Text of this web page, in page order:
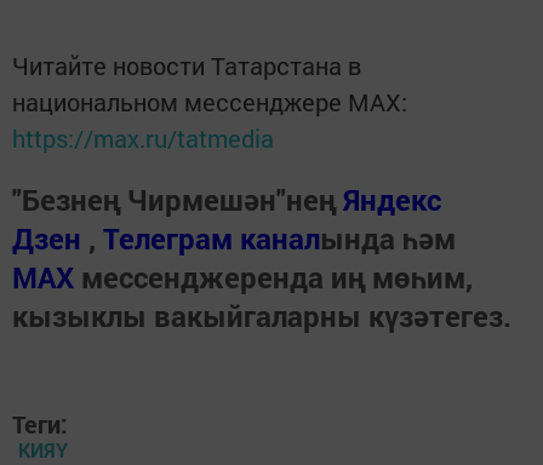
Читайте новости Татарстана в
национальном мессенджере MАХ:
https://max.ru/tatmedia
"Безнең Чирмешән"неңЯндекс
Дзен , Телеграм каналында һәм
МАХ мессенджеренда иң мөһим,
кызыклы вакыйгаларны күзәтегез.
Теги:
КИЯҮ